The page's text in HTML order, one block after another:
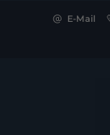
E-Mail